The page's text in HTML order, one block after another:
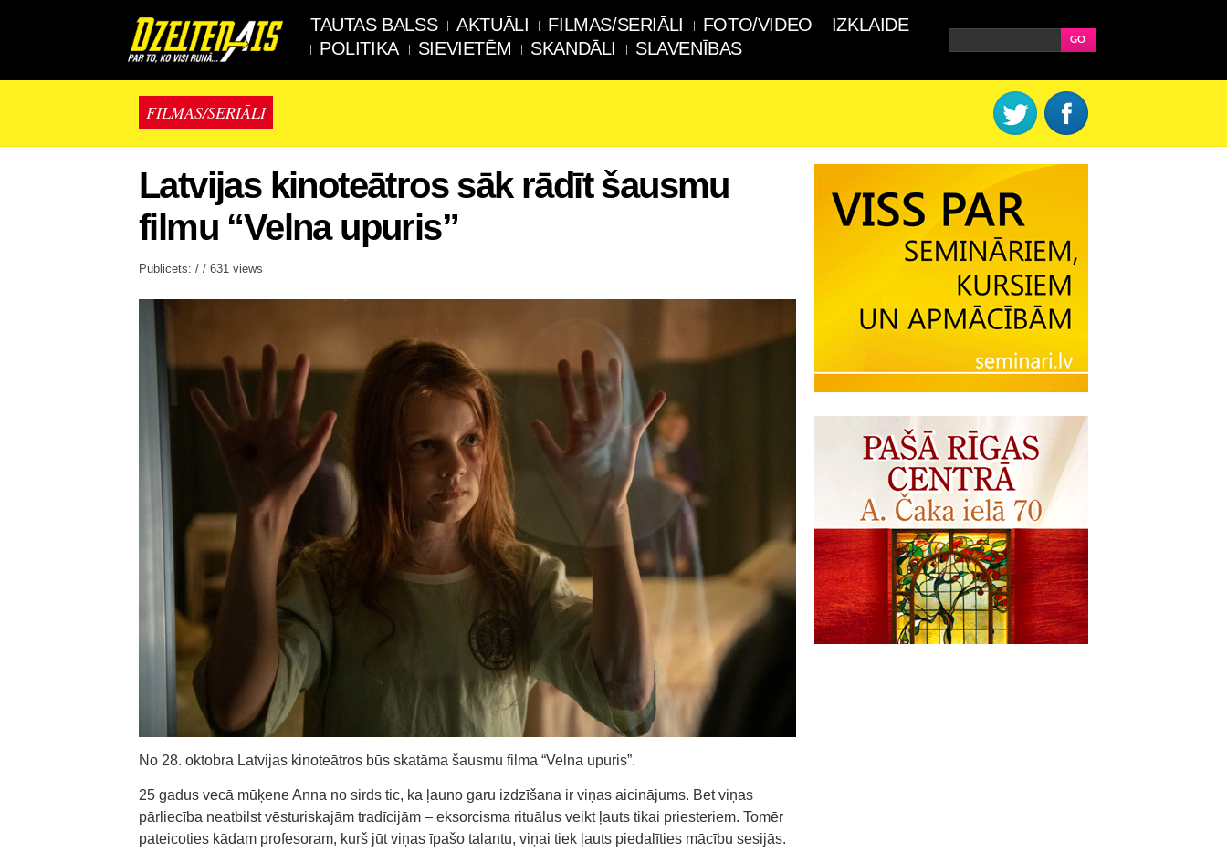
TAUTAS BALSS AKTUĀLI FILMAS/SERIĀLI FOTO/VIDEO
IZKLAIDE
POLITIKA
SIEVIETĒM SKANDĀLI SLAVENĪBAS
FILMAS/SERIĀLI
Latvijas kinoteātros sāk rādīt šausmu
filmu “Velna upuris”
Publicēts: / / 631 views
No 28. oktobra Latvijas kinoteātros būs skatāma šausmu filma “Velna upuris”.
25 gadus vecā mūķene Anna no sirds tic, ka ļauno garu izdzīšana ir viņas aicinājums. Bet viņas
pārliecība neatbilst vēsturiskajām tradīcijām – eksorcisma rituālus veikt ļauts tikai priesteriem. Tomēr
pateicoties kādam profesoram, kurš jūt viņas īpašo talantu, viņai tiek ļauts piedalīties mācību sesijās.